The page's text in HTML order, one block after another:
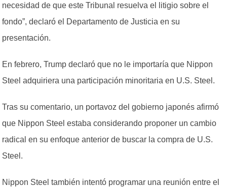
necesidad de que este Tribunal resuelva el litigio sobre el
fondo”, declaró el Departamento de Justicia en su
presentación.
En febrero, Trump declaró que no le importaría que Nippon
Steel adquiriera una participación minoritaria en U.S. Steel.
Tras su comentario, un portavoz del gobierno japonés afirmó
que Nippon Steel estaba considerando proponer un cambio
radical en su enfoque anterior de buscar la compra de U.S.
Steel.
Nippon Steel también intentó programar una reunión entre el